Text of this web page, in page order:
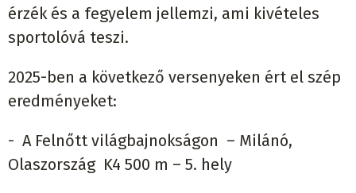
érzék és a fegyelem jellemzi, ami kivételes
sportolóvá teszi.
2025-ben a következő versenyeken ért el szép
eredményeket:
- A Felnőtt világbajnokságon – Milánó,
Olaszország K4 500 m – 5. hely